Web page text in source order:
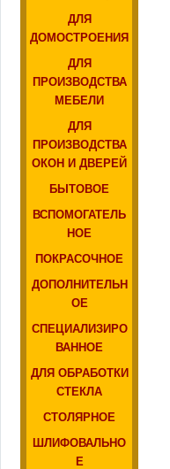
ДЛЯ
ДОМОСТРОЕНИЯ
ДЛЯ
ПРОИЗВОДСТВА
МЕБЕЛИ
ДЛЯ
ПРОИЗВОДСТВА
ОКОН И ДВЕРЕЙ
БЫТОВОЕ
ВСПОМОГАТЕЛЬ
НОЕ
ПОКРАСОЧНОЕ
ДОПОЛНИТЕЛЬН
ОЕ
СПЕЦИАЛИЗИРО
ВАННОЕ
ДЛЯ ОБРАБОТКИ
СТЕКЛА
СТОЛЯРНОЕ
ШЛИФОВАЛЬНО
Е